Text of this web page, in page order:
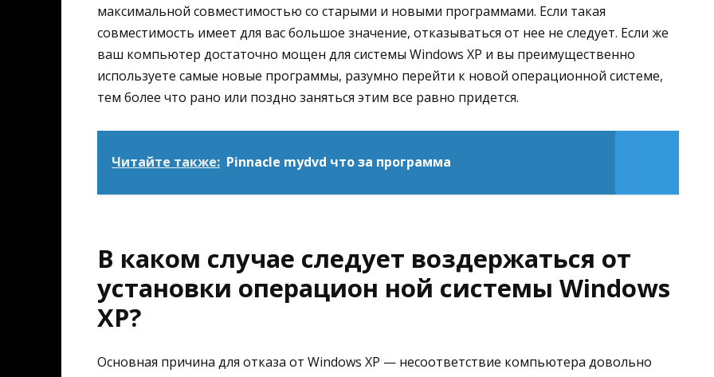
максимальной совместимостью со старыми и новыми программами. Если такая
совместимость имеет для вас большое значение, отказываться от нее не следует. Если же
ваш компьютер достаточно мощен для системы Windows XP и вы преимущественно
используете самые новые программы, разумно перейти к новой операционной системе,
тем более что рано или поздно заняться этим все равно придется.
Читайте также: Pinnacle mydvd что за программа
В каком случае следует воздержаться от
установки операцион ной системы Windows
XP?
Основная причина для отказа от Windows XP — несоответствие компьютера довольно